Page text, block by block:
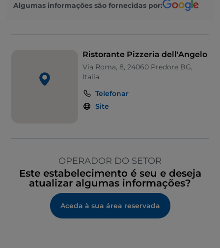
Algumas informações são fornecidas por:
Ristorante Pizzeria dell'Angelo
Via Roma, 8, 24060 Predore BG,
Italia
Telefonar
Site
OPERADOR DO SETOR
Este estabelecimento é seu e deseja
atualizar algumas informações?
Aceda à sua área reservada